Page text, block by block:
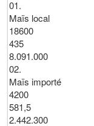
01.
Maïs local
18600
435
8.091.000
02.
Maïs importé
4200
581,5
2.442.300